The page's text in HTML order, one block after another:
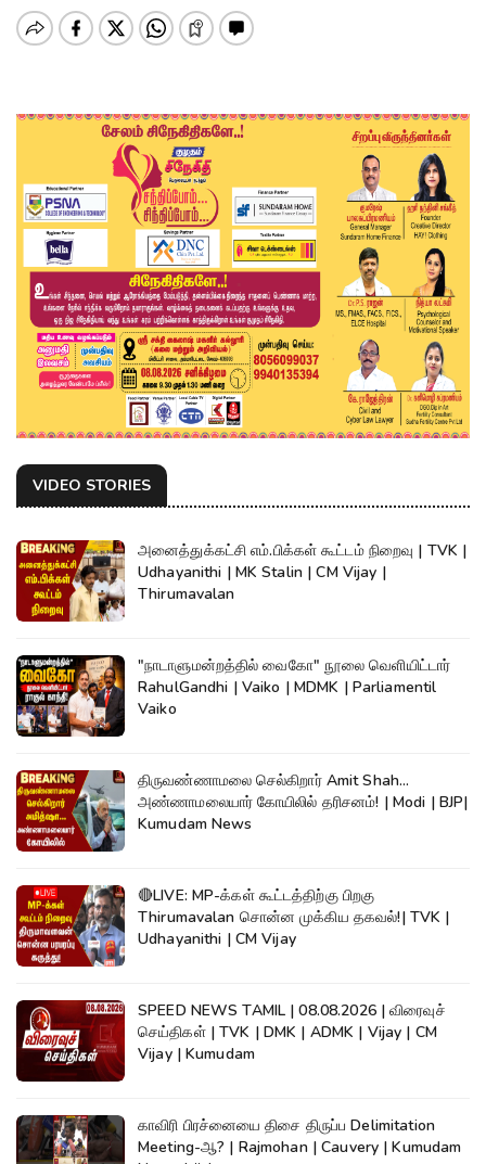
VIDEO STORIES
அனைத்துக்கட்சி எம்.பிக்கள் கூட்டம் நிறைவு | TVK |
Udhayanithi | MK Stalin | CM Vijay |
Thirumavalan
"நாடாளுமன்றத்தில் வைகோ" நூலை வெளியிட்டார்
RahulGandhi | Vaiko | MDMK | Parliamentil
Vaiko
திருவண்ணாமலை செல்கிறார் Amit Shah...
அண்ணாமலையார் கோயிலில் தரிசனம்! | Modi | BJP|
Kumudam News
🔴LIVE: MP-க்கள் கூட்டத்திற்கு பிறகு
Thirumavalan சொன்ன முக்கிய தகவல்!| TVK |
Udhayanithi | CM Vijay
SPEED NEWS TAMIL | 08.08.2026 | விரைவுச்
செய்திகள் | TVK | DMK | ADMK | Vijay | CM
Vijay | Kumudam
காவிரி பிரச்னையை திசை திருப்ப Delimitation
Meeting-ஆ? | Rajmohan | Cauvery | Kumudam